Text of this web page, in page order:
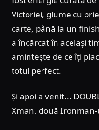
Victoriei, glume cu
carte, până la un
a încărcat în același
amintește de ce îți
totul perfect.
Și apoi a venit...
Xman, două Ironman-